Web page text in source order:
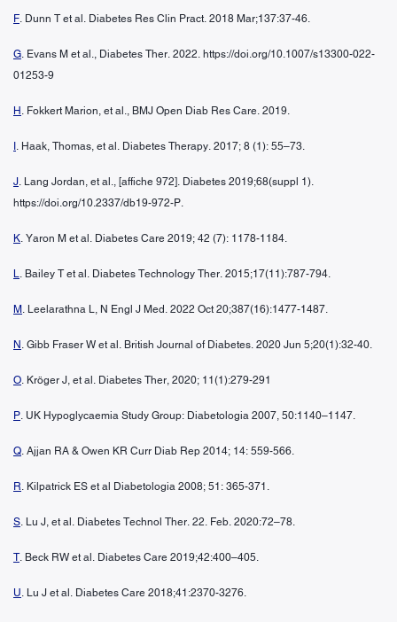
F. Dunn T et al. Diabetes Res Clin Pract. 2018 Mar;137:37-46.
G. Evans M et al., Diabetes Ther. 2022. https://doi.org/10.1007/s13300-022-
01253-9
H . Fokkert Marion, et al., BMJ Open Diab Res Care. 2019.
. Haak, Thomas, et al. Diabetes Therapy. 2017; 8 (1): 55–73.
J. Lang Jordan, et al., [affiche 972]. Diabetes 2019;68(suppl 1).
https://doi.org/10.2337/db19-972-P.
K. Yaron M et al. Diabetes Care 2019; 42 (7): 1178-1184.
L. Bailey T et al. Diabetes Technology Ther. 2015;17(11):787-794.
M . Leelarathna L, N Engl J Med. 2022 Oct 20;387(16):1477-1487.
N . Gibb Fraser W et al. British Journal of Diabetes. 2020 Jun 5;20(1):32-40.
O. Kröger J, et al. Diabetes Ther, 2020; 11(1):279-291
P. UK Hypoglycaemia Study Group: Diabetologia 2007, 50:1140–1147.
Q. Ajjan RA & Owen KR Curr Diab Rep 2014; 14: 559-566.
R. Kilpatrick ES et al Diabetologia 2008; 51: 365-371.
S. Lu J, et al. Diabetes Technol Ther. 22. Feb. 2020:72–78.
T. Beck RW et al. Diabetes Care 2019;42:400–405.
U. Lu J et al. Diabetes Care 2018;41:2370-3276.